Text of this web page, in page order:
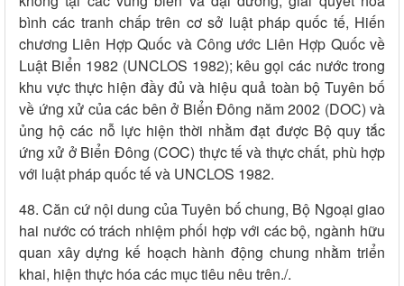
bình các tranh chấp trên cơ sở luật pháp quốc tế, Hiến
chương Liên Hợp Quốc và Công ước Liên Hợp Quốc về
Luật Biển 1982 (UNCLOS 1982); kêu gọi các nước trong
khu vực thực hiện đầy đủ và hiệu quả toàn bộ Tuyên bố
về ứng xử của các bên ở Biển Đông năm 2002 (DOC) và
ủng hộ các nỗ lực hiện thời nhằm đạt được Bộ quy tắc
ứng xử ở Biển Đông (COC) thực tế và thực chất, phù hợp
với luật pháp quốc tế và UNCLOS 1982.
48. Căn cứ nội dung của Tuyên bố chung, Bộ Ngoại giao
hai nước có trách nhiệm phối hợp với các bộ, ngành hữu
quan xây dựng kế hoạch hành động chung nhằm triển
khai, hiện thực hóa các mục tiêu nêu trên./.